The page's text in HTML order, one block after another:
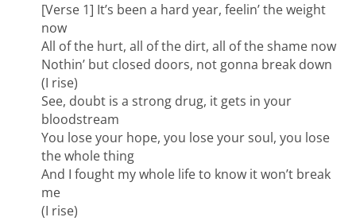
[Verse 1] It’s been a hard year, feelin’ the weight
now
All of the hurt, all of the dirt, all of the shame now
Nothin’ but closed doors, not gonna break down
(I rise)
See, doubt is a strong drug, it gets in your
bloodstream
You lose your hope, you lose your soul, you lose
the whole thing
And I fought my whole life to know it won’t break
me
(I rise)